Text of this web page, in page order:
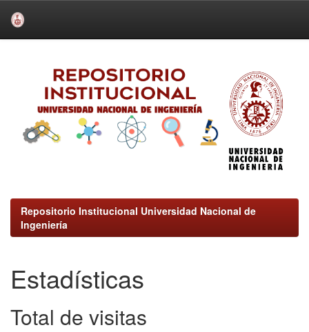
Repositorio Institucional Universidad Nacional de
Ingeniería
Estadísticas
Total de visitas